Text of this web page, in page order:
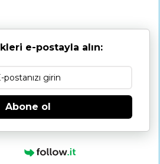
e-postayla alın:
Abone ol